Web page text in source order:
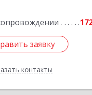
заявку
контакты
заявку
Назад